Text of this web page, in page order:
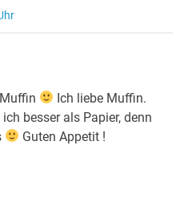
Ich liebe Muffin.
besser als Papier, denn
Guten Appetit !